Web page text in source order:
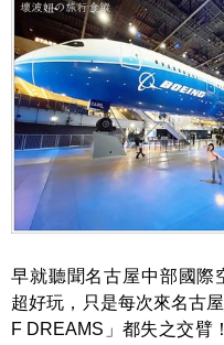
早就聽聞名古屋中部國際
超好玩，只是每次來名古
F DREAMS」都失之交臂